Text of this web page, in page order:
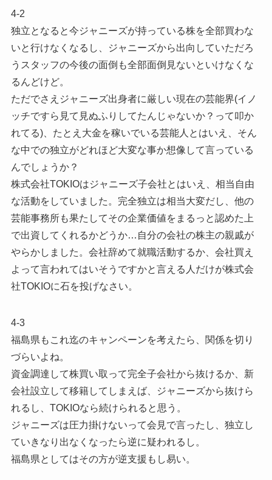
4-2
独立となると今ジャニーズが持っている株を全部買わな
いと行けなくなるし、ジャニーズから出向していただろ
うスタッフの今後の面倒も全部面倒見ないといけなくな
るんどけど。
ただでさえジャニーズ出身者に厳しい現在の芸能界(イノ
ッチですら見て見ぬふりしてたんじゃないか？って叩か
れてる)、たとえ大金を稼いでいる芸能人とはいえ、そん
な中での独立がどれほど大変な事か想像して言っている
んでしょうか？
株式会社TOKIOはジャニーズ子会社とはいえ、相当自由
な活動をしていました。完全独立は相当大変だし、他の
芸能事務所も果たしてその企業価値をまるっと認めた上
で出資してくれるかどうか…自分の会社の株主の親戚が
やらかしました。会社辞めて就職活動するか、会社買え
よって言われてはいそうですかと言える人だけが株式会
社TOKIOに石を投げなさい。
4-3
福島県もこれ迄のキャンペーンを考えたら、関係を切り
づらいよね。
資金調達して株買い取って完全子会社から抜けるか、新
会社設立して移籍してしまえば、ジャニーズから抜けら
れるし、TOKIOなら続けられると思う。
ジャニーズは圧力掛けないって会見で言ったし、独立し
ていきなり出なくなったら逆に疑われるし。
福島県としてはその方が逆支援もし易い。